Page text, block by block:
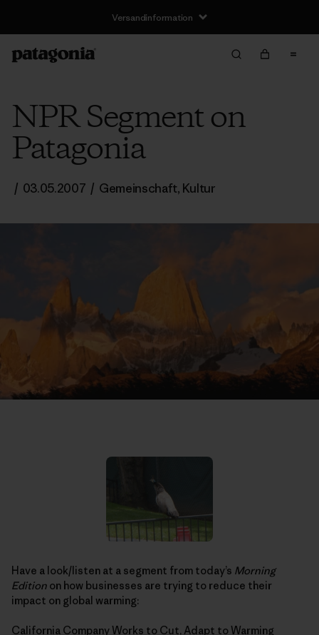
Versandinformation
NPR Segment on
Patagonia
/ 03.05.2007 / Gemeinschaft, Kultur
Have a look/listen at a segment from today’s Morning
Edition on how businesses are trying to reduce their
impact on global warming:
California Company Works to Cut, Adapt to Warming